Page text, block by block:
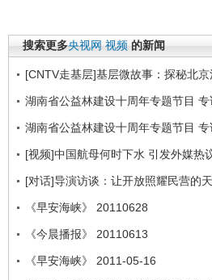
搜索更多央视网 视频 的新闻
[CNTV走基层]基层微故事：探秘北京
湖南省公益林建设十周年专题节目
湖南省公益林建设十周年专题节目
[视频]中国航母何时下水 引发外媒热
[对话]导演访谈：让开放照耀民营的天
《早安海峡》 20110628
《今晨播报》 20110613
《早安海峡》 2011-05-16